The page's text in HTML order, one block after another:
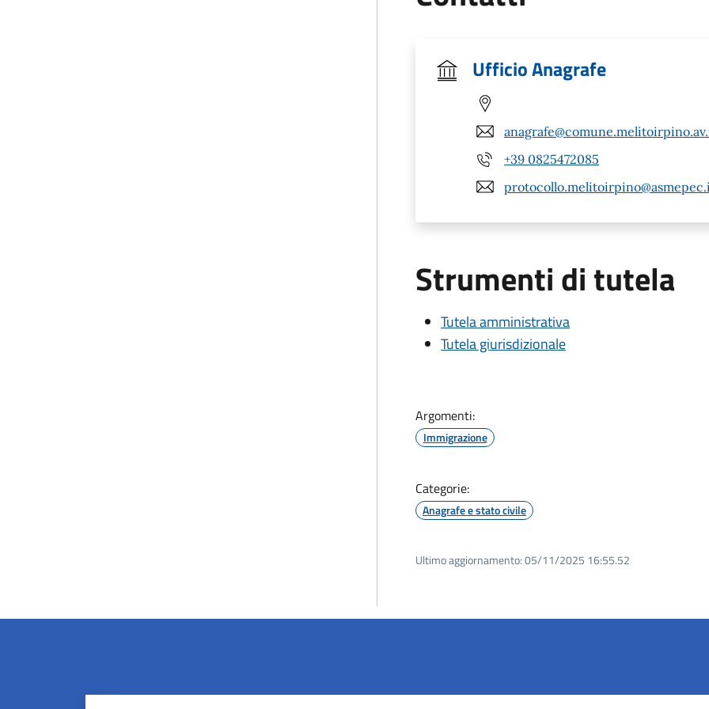
Ufficio Anagrafe
+39 0825472085
Strumenti di tutela
Tutela amministrativa
Tutela giurisdizionale
Argomenti:
Immigrazione
Categorie:
Anagrafe e stato civile
Ultimo aggiornamento:05/11/2025 16:55.52